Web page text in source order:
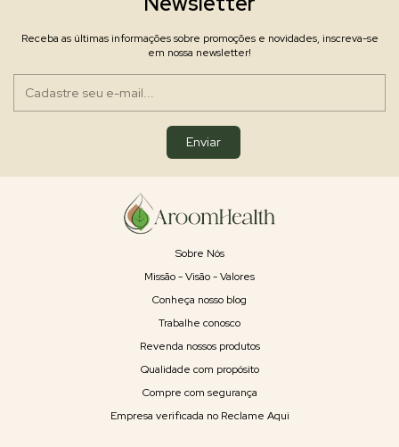
Receba as últimas informações sobre promoções e novidades, inscreva-se
em nossa newsletter!
Sobre Nós
Missão - Visão - Valores
Conheça nosso blog
Trabalhe conosco
Revenda nossos produtos
Qualidade com propósito
Compre com segurança
Empresa verificada no Reclame Aqui